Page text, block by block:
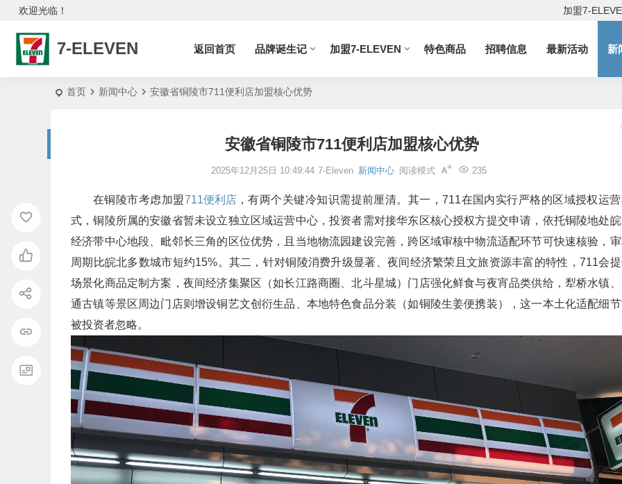
欢迎光临！ 加盟7-
7-ELEVEN 返回首页 品牌诞生记 加盟7-ELEVEN 特色商品 招聘信息 最新活动 新
首页 新闻中心 安徽省铜陵市711便利店加盟核心优势
安徽省铜陵市711便利店加盟核心优势
2025年12月25日 10:49:44 7-Eleven 新闻中心 235
阅读模式
在铜陵市考虑加盟711便利店，有两个关键冷知识需提前厘清。其一，711在国内实行严格的区域授权运
式，铜陵所属的安徽省暂未设立独立区域运营中心，投资者需对接华东区核心授权方提交申请，依托铜陵地处
经济带中心地段、毗邻长三角的区位优势，且当地物流园建设完善，跨区域审核中物流适配环节可快速核验，
周期比皖北多数城市短约15%。其二，针对铜陵消费升级显著、夜间经济繁荣且文旅资源丰富的特性，711会
场景化商品定制方案，夜间经济集聚区（如长江路商圈、北斗星城）门店强化鲜食与夜宵品类供给，犁桥水镇
通古镇等景区周边门店则增设铜艺文创衍生品、本地特色食品分装（如铜陵生姜便携装），这一本土化适配细
被投资者忽略。